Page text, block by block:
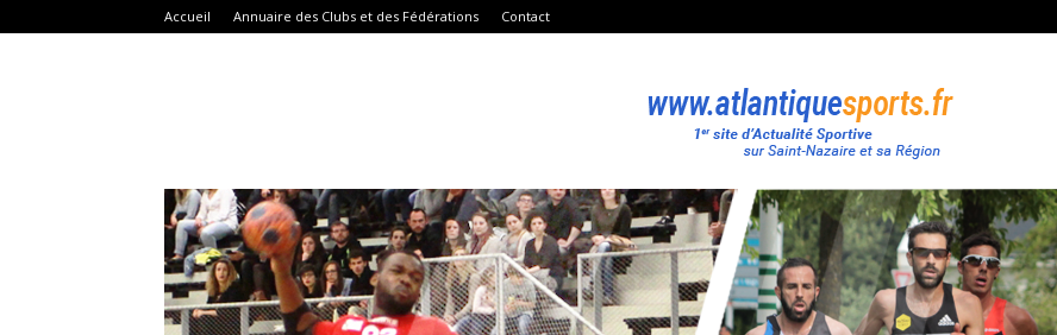
Accueil Annuaire des Clubs et des Fédérations Contact
Atlantique